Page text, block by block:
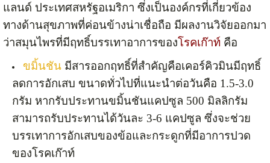
แลนด์ ประเทศสหรัฐอเมริกา ซึ่งเป็นองค์กรที่เกี่ยวข้อง
ทางด้านสุขภาพที่ค่อนข้างน่าเชื่อถือ มีผลงานวิจัยออกมา
ว่าสมุนไพรที่มีฤทธิ์บรรเทาอาการของโรคเก๊าท์ คือ
ขมิ้นชันมีสารออกฤทธิ์ที่สำคัญคือเคอร์คิวมินมีฤทธิ์
ลดการอักเสบ ขนาดทั่วไปที่แนะนำต่อวันคือ 1.5-3.0
กรัม หากรับประทานขมิ้นชันแคปซูล 500 มิลลิกรัม
สามารถรับประทานได้วันละ 3-6 แคปซูล ซึ่งจะช่วย
บรรเทาการอักเสบของข้อและกระดูกที่มีอาการปวด
ของโรคเก๊าท์